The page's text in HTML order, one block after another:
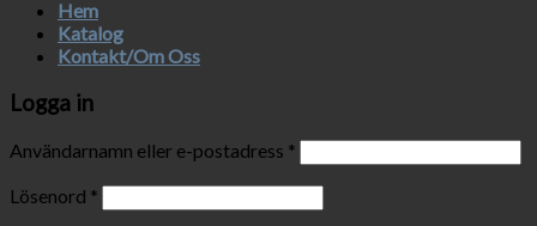
Hem
Katalog
Kontakt/Om Oss
Logga in
Användarnamn eller e-postadress *
Lösenord *